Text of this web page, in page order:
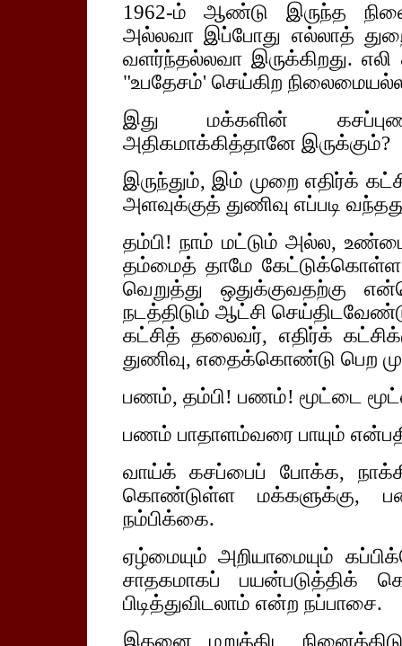
1962-ம் ஆண்டு இருந்த
அல்லவா இப்போது எல்லாத்
வளர்ந்தல்லவா இருக்கிறது.
"உபதேசம்' செய்கிற
இது மக்களின்
அதிகமாக்கித்தானே இருக்கும்?
இருந்தும், இம் முறை எதிர்க்
அளவுக்குத் துணிவு எப்படி
தம்பி! நாம் மட்டும் அல்ல,
தம்மைத் தாமே
வெறுத்து
நடத்திடும் ஆட்சி
கட்சித் தலைவர், எதிர்க்
துணிவு, எதைக்கொண்டு பெற
பணம், தம்பி! பணம்! மூட்டை
பணம் பாதாளம்வரை பாயும்
வாய்க் கசப்பைப் போக்க,
கொண்டுள்ள மக்களுக்கு,
நம்பிக்கை.
ஏழ்மையும் அறியாமையும்
சாதகமாகப்
பிடித்துவிடலாம் என்ற நப்பாசை.
இதனை மறுத்திட